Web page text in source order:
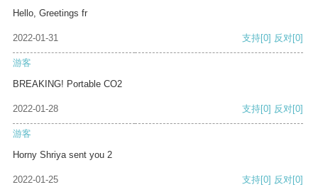
Hello, Greetings fr
2022-01-31 支持[0] 反对[0]
游客
BREAKING! Portable CO2
2022-01-28 支持[0] 反对[0]
游客
Horny Shriya sent you 2
2022-01-25 支持[0] 反对[0]